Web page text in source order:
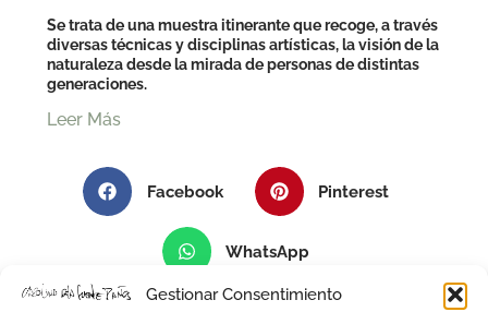
Gestionar Consentimiento
Se trata de una muestra itinerante que recoge, a través
diversas técnicas y disciplinas artísticas, la visión de la
naturaleza desde la mirada de personas de distintas
generaciones.
Leer Más
Facebook Pinterest
WhatsApp